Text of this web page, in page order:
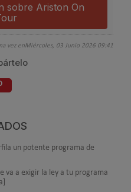
sobre Ariston On
vez enMiércoles, 03 Junio 2026 09:41
un potente programa de
va a exigir la ley a tu programa